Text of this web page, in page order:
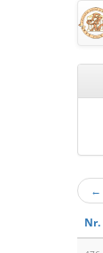
←
Nr.